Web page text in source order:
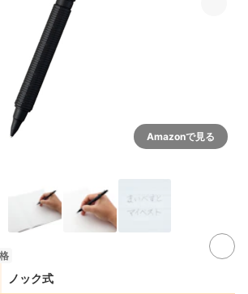
Amazonで見る
ノック式